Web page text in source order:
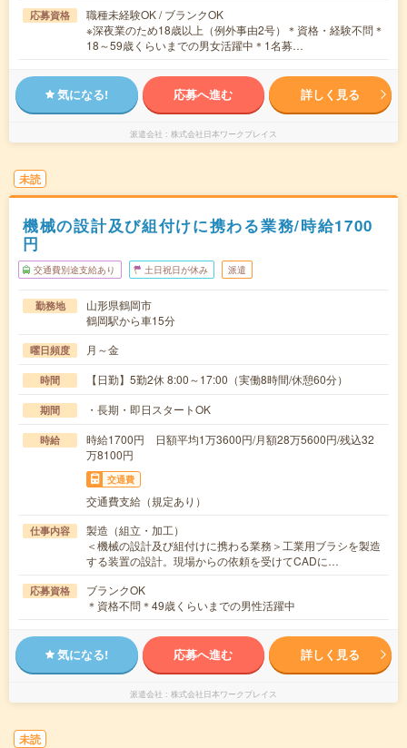
応募資格
職種未経験OK / ブランクOK
※深夜業のため18歳以上（例外事由2号）＊資格・経験不問＊
18～59歳くらいまでの男女活躍中＊1名募…
気になる! 応募へ進む 詳しく見る
派遣会社 株式会社日本ワークプレイス
未読
機械の設計及び組付けに携わる業務/時給1700
円
交通費別途支給あり 土日祝日が休み 派遣
勤務地
山形県鶴岡市
鶴岡駅から車15分
曜日頻度 月～金
時間 【日勤】5勤2休 8:00～17:00（実働8時間/休憩60分）
期間 ・長期・即日スタートOK
時給
時給1700円 日額平均1万3600円/月額28万5600円/残込32
万8100円
交通費
交通費支給（規定あり）
仕事内容
製造（組立・加工）
＜機械の設計及び組付けに携わる業務＞工業用ブラシを製造
する装置の設計。現場からの依頼を受けてCADに…
応募資格
ブランクOK
＊資格不問＊49歳くらいまでの男性活躍中
気になる! 応募へ進む 詳しく見る
派遣会社 株式会社日本ワークプレイス
未読